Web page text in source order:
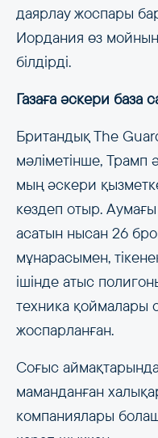
даярлау жоспары
Иордания өз
білдірді.
Газаға әскери база
Британдық The
мәліметінше, Трамп
мың әскери
көздеп отыр.
асатын нысан 26
мұнарасымен,
ішінде атыс
техника қоймалары
жоспарланған.
Соғыс
маманданған
компаниялары